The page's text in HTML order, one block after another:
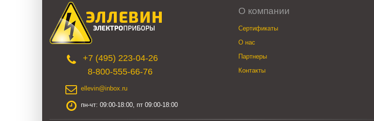
+7 (495) 223-04-26
8-800-555-66-76
ellevin@inbox.ru
пн-чт: 09:00-18:00, пт 09:00-18:00
О компании
Сертификаты
О нас
Партнеры
Контакты